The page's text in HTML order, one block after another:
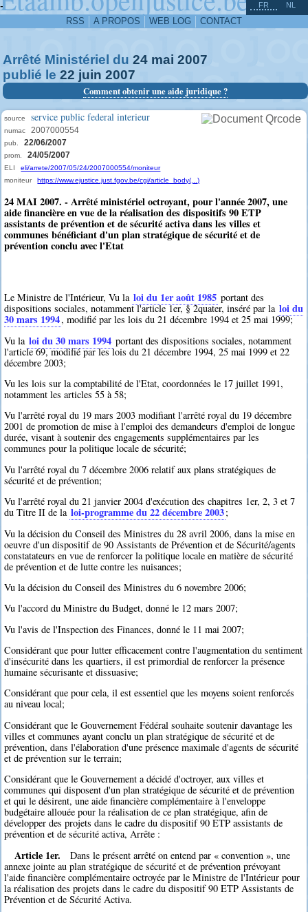
-
RSS A PROPOS WEB LOG CONTACT
FR NL
Arrêté Ministériel du 24 mai 2007
publié le 22 juin 2007
Comment obtenir une aide juridique ?
source service public federal interieur
numac 2007000554
pub. 22/06/2007
prom. 24/05/2007
ELI
eli/arrete/2007/05/24/2007000554/moniteur
moniteur
https://www.ejustice.just.fgov.be/cgi/article_body(...)
24 MAI 2007. - Arrêté ministériel octroyant, pour l'année 2007, une
aide financière en vue de la réalisation des dispositifs 90 ETP
assistants de prévention et de sécurité activa dans les villes et
communes bénéficiant d'un plan stratégique de sécurité et de
prévention conclu avec l'Etat
Le Ministre de l'Intérieur, Vu la loi du 1er août 1985 portant des
dispositions sociales, notamment l'article 1er, § 2quater, inséré par la loi du
30 mars 1994, modifié par les lois du 21 décembre 1994 et 25 mai 1999;
Vu la loi du 30 mars 1994 portant des dispositions sociales, notamment
l'article 69, modifié par les lois du 21 décembre 1994, 25 mai 1999 et 22
décembre 2003;
Vu les lois sur la comptabilité de l'Etat, coordonnées le 17 juillet 1991,
notamment les articles 55 à 58;
Vu l'arrêté royal du 19 mars 2003 modifiant l'arrêté royal du 19 décembre
2001 de promotion de mise à l'emploi des demandeurs d'emploi de longue
durée, visant à soutenir des engagements supplémentaires par les
communes pour la politique locale de sécurité;
Vu l'arrêté royal du 7 décembre 2006 relatif aux plans stratégiques de
sécurité et de prévention;
Vu l'arrêté royal du 21 janvier 2004 d'exécution des chapitres 1er, 2, 3 et 7
du Titre II de la loi-programme du 22 décembre 2003;
Vu la décision du Conseil des Ministres du 28 avril 2006, dans la mise en
oeuvre d'un dispositif de 90 Assistants de Prévention et de Sécurité/agents
constatateurs en vue de renforcer la politique locale en matière de sécurité
de prévention et de lutte contre les nuisances;
Vu la décision du Conseil des Ministres du 6 novembre 2006;
Vu l'accord du Ministre du Budget, donné le 12 mars 2007;
Vu l'avis de l'Inspection des Finances, donné le 11 mai 2007;
Considérant que pour lutter efficacement contre l'augmentation du sentiment
d'insécurité dans les quartiers, il est primordial de renforcer la présence
humaine sécurisante et dissuasive;
Considérant que pour cela, il est essentiel que les moyens soient renforcés
au niveau local;
Considérant que le Gouvernement Fédéral souhaite soutenir davantage les
villes et communes ayant conclu un plan stratégique de sécurité et de
prévention, dans l'élaboration d'une présence maximale d'agents de sécurité
et de prévention sur le terrain;
Considérant que le Gouvernement a décidé d'octroyer, aux villes et
communes qui disposent d'un plan stratégique de sécurité et de prévention
et qui le désirent, une aide financière complémentaire à l'enveloppe
budgétaire allouée pour la réalisation de ce plan stratégique, afin de
développer des projets dans le cadre du dispositif 90 ETP assistants de
prévention et de sécurité activa, Arrête :
Article 1er.
Dans le présent arrêté on entend par « convention », une
annexe jointe au plan stratégique de sécurité et de prévention prévoyant
l'aide financière complémentaire octroyée par le Ministre de l'Intérieur pour
la réalisation des projets dans le cadre du dispositif 90 ETP Assistants de
Prévention et de Sécurité Activa.
^